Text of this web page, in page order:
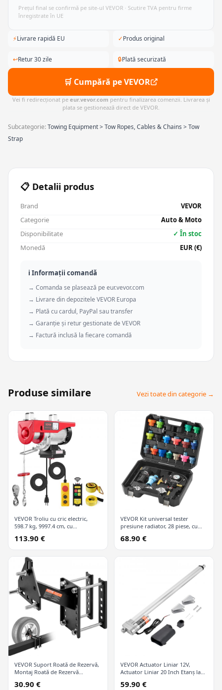
Prețul final se confirmă pe site-ul VEVOR · Scutire TVA pentru firme
înregistrate în UE
⚡Livrare rapidă EU ✓Produs original
↩Retur 30 zile 🔒Plată securizată
🛒 Cumpără pe VEVOR
Vei fi redirecționat pe eur.vevor.com pentru finalizarea comenzii. Livrarea și
plata se gestionează direct de VEVOR.
Subcategorie:Towing Equipment > Tow Ropes, Cables & Chains > Tow
Strap
📋 Detalii produs
Brand
VEVOR
Categorie
Auto & Moto
Disponibilitate
✓ În stoc
Monedă
EUR (€)
ℹ️ Informații comandă
→ Comanda se plasează pe eur.vevor.com
→ Livrare din depozitele VEVOR Europa
→ Plată cu cardul, PayPal sau transfer
→ Garanție și retur gestionate de VEVOR
→ Factură inclusă la fiecare comandă
Produse similare Vezi toate din categorie →
VEVOR Troliu cu cric electric,
598.7 kg, 9997.4 cm, cu
cu fir
113.90 €
VEVOR Kit universal tester
presiune radiator, 28 piese, cu
codificate după culori, kit vid
refill pentru sisteme de răcire
68.90 €
VEVOR Suport Roată de Rezervă,
Montaj Roată de Rezervă
Accesorii Remorcă Utilitară se
30.90 €
VEVOR Actuator Liniar 12V,
Actuator Liniar 20 Inch Etanș la
Actuator Mișcare Liniară cu
59.90 €